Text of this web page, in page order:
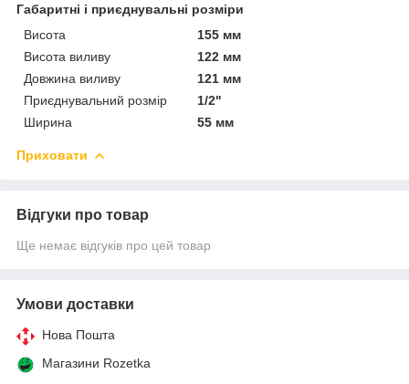
Габаритні і приєднувальні розміри
Висота
155 мм
Висота виливу
122 мм
Довжина виливу
121 мм
Приєднувальний розмір
1/2"
Ширина
55 мм
Приховати
Відгуки про товар
Ще немає відгуків про цей товар
Умови доставки
Нова Пошта
Магазини Rozetka